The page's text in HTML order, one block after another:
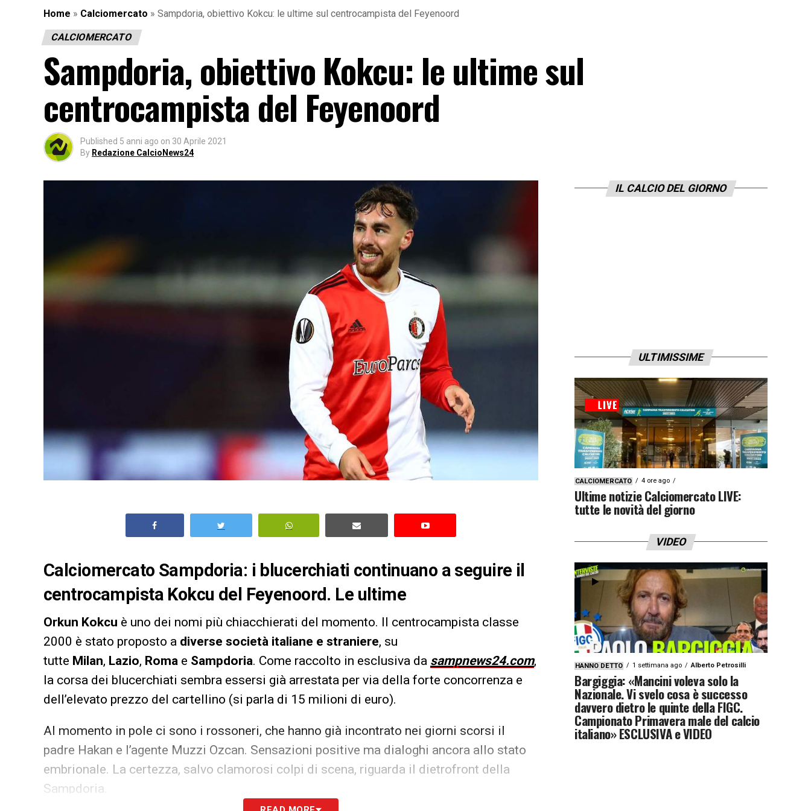
Home » Calciomercato » Sampdoria, obiettivo Kokcu: le ultime sul centrocampista del Feyenoord
CALCIOMERCATO
Sampdoria, obiettivo Kokcu: le ultime sul
centrocampista del Feyenoord
Published 5 anni ago on 30 Aprile 2021
By Redazione CalcioNews24
Calciomercato Sampdoria: i blucerchiati continuano a seguire il
centrocampista Kokcu del Feyenoord. Le ultime
Orkun Kokcu è uno dei nomi più chiacchierati del momento. Il centrocampista classe
2000 è stato proposto a diverse società italiane e straniere, su
tutte Milan, Lazio, Roma e Sampdoria. Come raccolto in esclusiva da sampnews24.com,
la corsa dei blucerchiati sembra essersi già arrestata per via della forte concorrenza e
dell’elevato prezzo del cartellino (si parla di 15 milioni di euro).
Al momento in pole ci sono i rossoneri, che hanno già incontrato nei giorni scorsi il
padre Hakan e l’agente Muzzi Ozcan. Sensazioni positive ma dialoghi ancora allo stato
embrionale. La certezza, salvo clamorosi colpi di scena, riguarda il dietrofront della
Sampdoria.
IL CALCIO DEL GIORNO
ULTIMISSIME
CALCIOMERCATO 4 ore ago
Ultime notizie Calciomercato LIVE:
tutte le novità del giorno
VIDEO
HANNO DETTO 1 settimana ago Alberto Petrosilli
Bargiggia: «Mancini voleva solo la
Nazionale. Vi svelo cosa è successo
davvero dietro le quinte della FIGC.
Campionato Primavera male del calcio
italiano» ESCLUSIVA e VIDEO